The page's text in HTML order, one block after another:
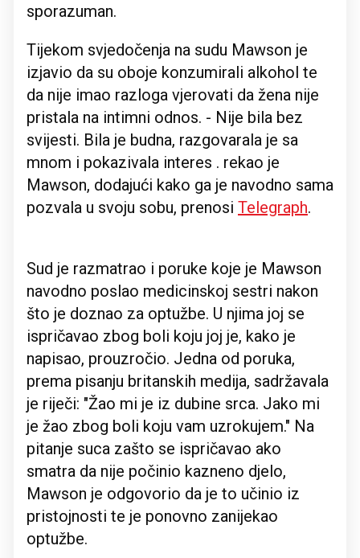
sporazuman.
Tijekom svjedočenja na sudu Mawson je
izjavio da su oboje konzumirali alkohol te
da nije imao razloga vjerovati da žena nije
pristala na intimni odnos. - Nije bila bez
svijesti. Bila je budna, razgovarala je sa
mnom i pokazivala interes . rekao je
Mawson, dodajući kako ga je navodno sama
pozvala u svoju sobu, prenosi Telegraph.
Sud je razmatrao i poruke koje je Mawson
navodno poslao medicinskoj sestri nakon
što je doznao za optužbe. U njima joj se
ispričavao zbog boli koju joj je, kako je
napisao, prouzročio. Jedna od poruka,
prema pisanju britanskih medija, sadržavala
je riječi: "Žao mi je iz dubine srca. Jako mi
je žao zbog boli koju vam uzrokujem." Na
pitanje suca zašto se ispričavao ako
smatra da nije počinio kazneno djelo,
Mawson je odgovorio da je to učinio iz
pristojnosti te je ponovno zanijekao
optužbe.